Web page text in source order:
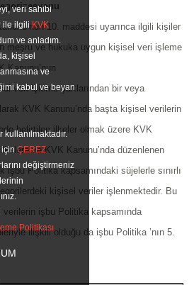
10. maddesi uyarınca ilgili kişiler
meşru ve hukuka uygun kişisel veri işleme
Kanunu’nun
veri işleme şartlarından bir veya
KVK Kanunu’nda başta kişisel verilerin
belirtilen ilkeler olmak üzere KVK
ve KVK Kanunu’nda düzenlenen
işbu Politika kapsamındaki süjelerle sınırlı
kişisel veriler işlenmektedir. Bu
işbu Politika kapsamında
ilişkili olduğu da işbu Politika ’nın 5.
veri sahibi
ile ilgiliKVK
ve anladım.
kişisel
ve
kabul ve beyan
için ÇEREZ
değiştirmeniz
Politikası